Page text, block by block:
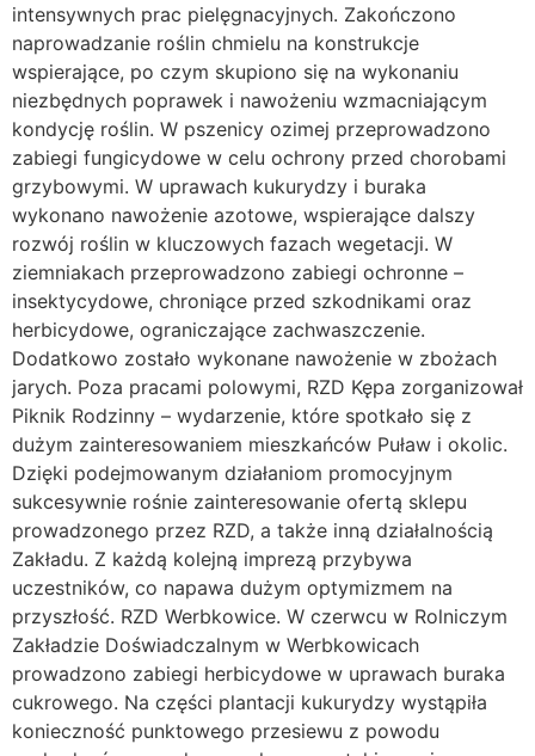
intensywnych prac pielęgnacyjnych. Zakończono
naprowadzanie roślin chmielu na konstrukcje
wspierające, po czym skupiono się na wykonaniu
niezbędnych poprawek i nawożeniu wzmacniającym
kondycję roślin. W pszenicy ozimej przeprowadzono
zabiegi fungicydowe w celu ochrony przed chorobami
grzybowymi. W uprawach kukurydzy i buraka
wykonano nawożenie azotowe, wspierające dalszy
rozwój roślin w kluczowych fazach wegetacji. W
ziemniakach przeprowadzono zabiegi ochronne –
insektycydowe, chroniące przed szkodnikami oraz
herbicydowe, ograniczające zachwaszczenie.
Dodatkowo zostało wykonane nawożenie w zbożach
jarych. Poza pracami polowymi, RZD Kępa zorganizował
Piknik Rodzinny – wydarzenie, które spotkało się z
dużym zainteresowaniem mieszkańców Puław i okolic.
Dzięki podejmowanym działaniom promocyjnym
sukcesywnie rośnie zainteresowanie ofertą sklepu
prowadzonego przez RZD, a także inną działalnością
Zakładu. Z każdą kolejną imprezą przybywa
uczestników, co napawa dużym optymizmem na
przyszłość. RZD Werbkowice. W czerwcu w Rolniczym
Zakładzie Doświadczalnym w Werbkowicach
prowadzono zabiegi herbicydowe w uprawach buraka
cukrowego. Na części plantacji kukurydzy wystąpiła
konieczność punktowego przesiewu z powodu